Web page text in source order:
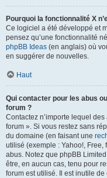
Pourquoi la fonctionnalité X
Ce logiciel a été développé et
pensez qu’une fonctionnalité
phpBB Ideas (en anglais) où
en suggérer de nouvelles.
Haut
Qui contacter pour les abus
forum ?
Contactez n’importe lequel
forum ». Si vous restez sans
du domaine (en faisant une
utilisé (exemple : Yahoo!,
abus. Notez que phpBB Limited
être, en aucun cas, tenu pour
forum est utilisé. Il est inutile